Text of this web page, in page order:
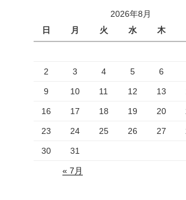
2026年8月
日
月 火 水 木
2 3 4 5 6
9 10 11 12 13
16 17 18 19 20
23 24 25 26 27
30 31
« 7月